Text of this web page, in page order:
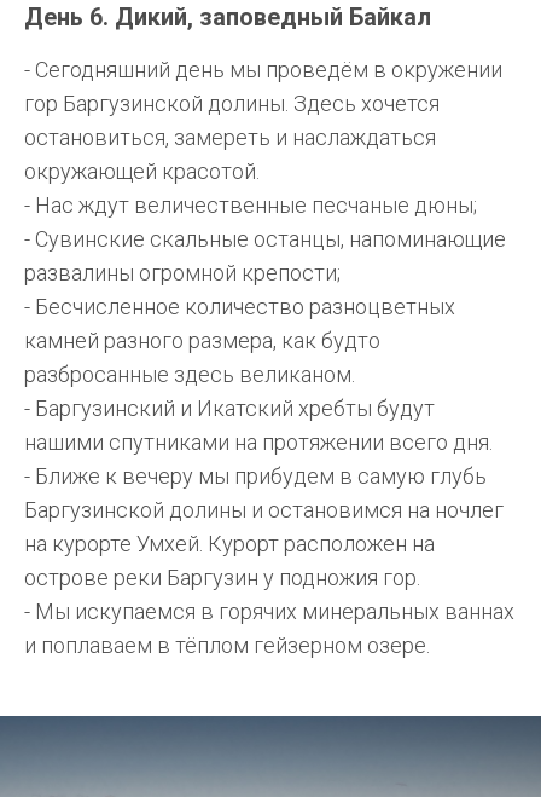
День 6. Дикий, заповедный Байкал
- Сегодняшний день мы проведём в окружении
гор Баргузинской долины. Здесь хочется
остановиться, замереть и наслаждаться
окружающей красотой.
- Нас ждут величественные песчаные дюны;
- Сувинские скальные останцы, напоминающие
развалины огромной крепости;
- Бесчисленное количество разноцветных
камней разного размера, как будто
разбросанные здесь великаном.
- Баргузинский и Икатский хребты будут
нашими спутниками на протяжении всего дня.
- Ближе к вечеру мы прибудем в самую глубь
Баргузинской долины и остановимся на ночлег
на курорте Умхей. Курорт расположен на
острове реки Баргузин у подножия гор.
- Мы искупаемся в горячих минеральных ваннах
и поплаваем в тёплом гейзерном озере.